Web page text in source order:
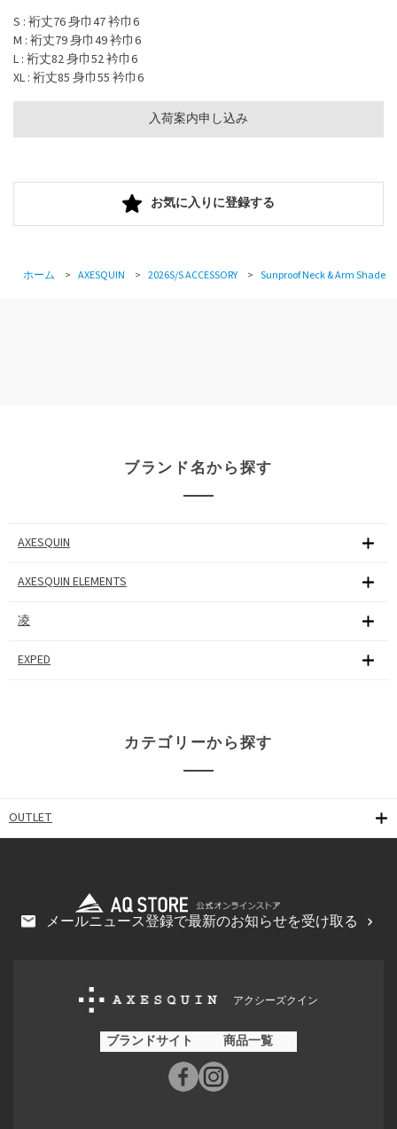
入荷案内申し込み
S : 裄丈76 身巾47 衿巾6
M : 裄丈79 身巾49 衿巾6
L : 裄丈82 身巾52 衿巾6
XL : 裄丈85 身巾55 衿巾6
お気に入りに登録する
ホーム > AXESQUIN > 2026S/S ACCESSORY > Sunproof Neck & Arm Shade
ブランド名から探す
AXESQUIN
AXESQUIN ELEMENTS
凌
EXPED
カテゴリーから探す
OUTLET
メールニュース登録で最新のお知らせを受け取る
アクシーズクイン
ブランドサイト 商品一覧